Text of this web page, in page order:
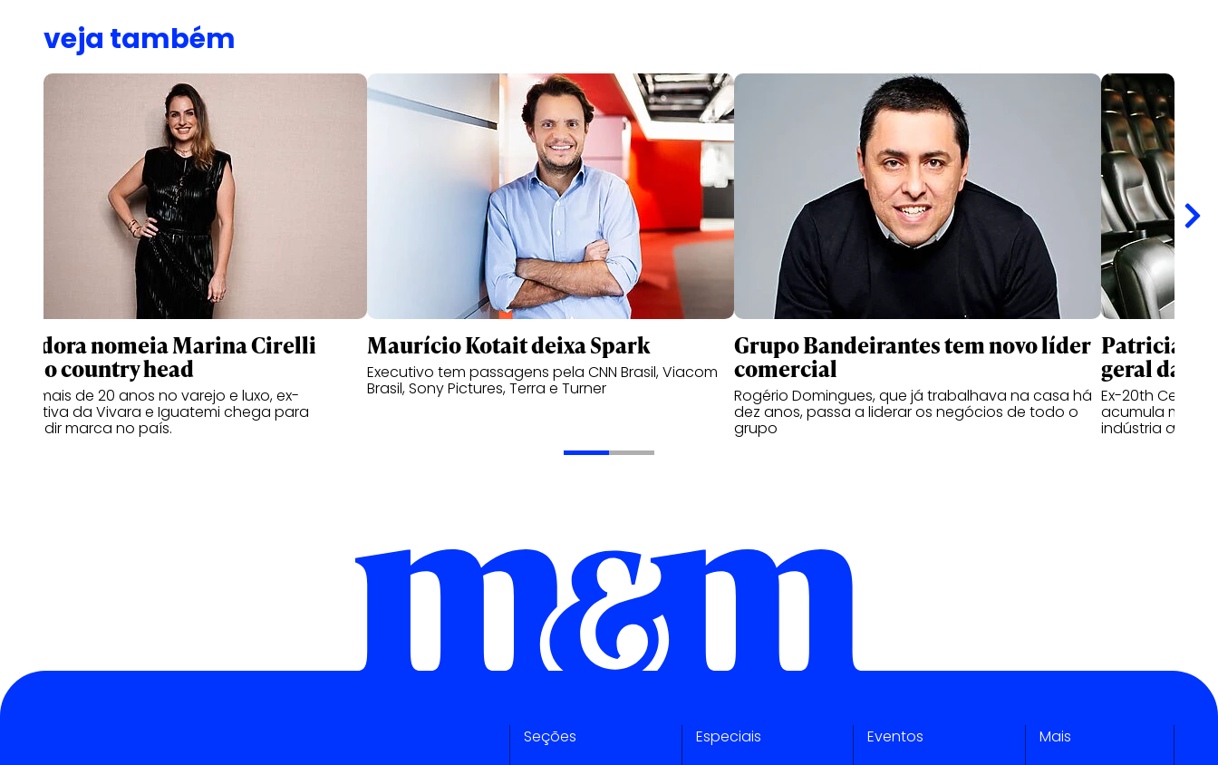
veja também
Pandora nomeia Marina Cirelli
como country head
Com mais de 20 anos no varejo e luxo, ex-
executiva da Vivara e Iguatemi chega para
expandir marca no país.
Maurício Kotait deixa Spark
Executivo tem passagens pela CNN Brasil, Viacom
Brasil, Sony Pictures, Terra e Turner
Grupo Bandeirantes tem novo líder
comercial
Rogério Domingues, que já trabalhava na casa há
dez anos, passa a liderar os negócios de todo o
grupo
Patricia
geral da
Ex-20th Century
acumula mais
indústria
Seções Especiais Eventos Mais